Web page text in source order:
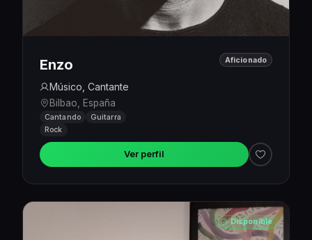
Enzo
Músico, Cantante
Bilbao, España
Aficionado
Cantando
Guitarra
Rock
Ver perfil
Disponible